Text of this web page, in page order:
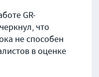
GR-
что
не способен
в оценке